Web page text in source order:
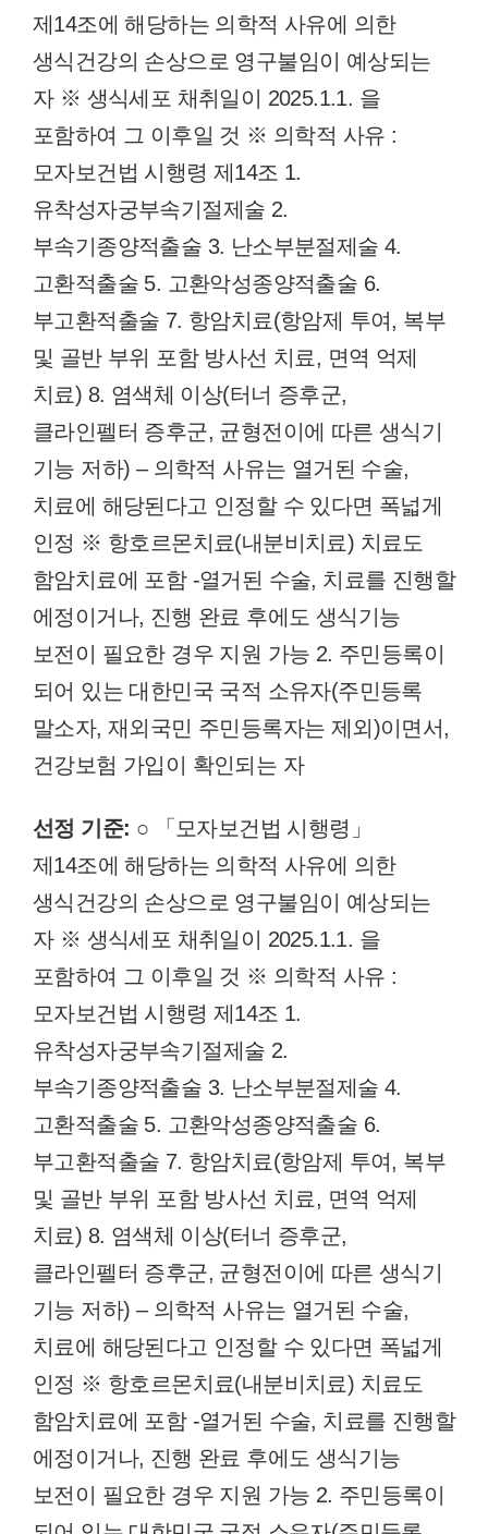
제14조에 해당하는 의학적 사유에 의한
생식건강의 손상으로 영구불임이 예상되는
자 ※ 생식세포 채취일이 2025.1.1. 을
포함하여 그 이후일 것 ※ 의학적 사유 :
모자보건법 시행령 제14조 1.
유착성자궁부속기절제술 2.
부속기종양적출술 3. 난소부분절제술 4.
고환적출술 5. 고환악성종양적출술 6.
부고환적출술 7. 항암치료(항암제 투여, 복부
및 골반 부위 포함 방사선 치료, 면역 억제
치료) 8. 염색체 이상(터너 증후군,
클라인펠터 증후군, 균형전이에 따른 생식기
기능 저하) – 의학적 사유는 열거된 수술,
치료에 해당된다고 인정할 수 있다면 폭넓게
인정 ※ 항호르몬치료(내분비치료) 치료도
함암치료에 포함 -열거된 수술, 치료를 진행할
에정이거나, 진행 완료 후에도 생식기능
보전이 필요한 경우 지원 가능 2. 주민등록이
되어 있는 대한민국 국적 소유자(주민등록
말소자, 재외국민 주민등록자는 제외)이면서,
건강보험 가입이 확인되는 자
선정 기준: ○ 「모자보건법 시행령」
제14조에 해당하는 의학적 사유에 의한
생식건강의 손상으로 영구불임이 예상되는
자 ※ 생식세포 채취일이 2025.1.1. 을
포함하여 그 이후일 것 ※ 의학적 사유 :
모자보건법 시행령 제14조 1.
유착성자궁부속기절제술 2.
부속기종양적출술 3. 난소부분절제술 4.
고환적출술 5. 고환악성종양적출술 6.
부고환적출술 7. 항암치료(항암제 투여, 복부
및 골반 부위 포함 방사선 치료, 면역 억제
치료) 8. 염색체 이상(터너 증후군,
클라인펠터 증후군, 균형전이에 따른 생식기
기능 저하) – 의학적 사유는 열거된 수술,
치료에 해당된다고 인정할 수 있다면 폭넓게
인정 ※ 항호르몬치료(내분비치료) 치료도
함암치료에 포함 -열거된 수술, 치료를 진행할
에정이거나, 진행 완료 후에도 생식기능
보전이 필요한 경우 지원 가능 2. 주민등록이